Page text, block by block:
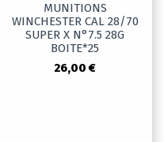
MUNITIONS
WINCHESTER CAL 28/70
SUPER X N°7.5 28G
BOITE*25
26,00 €